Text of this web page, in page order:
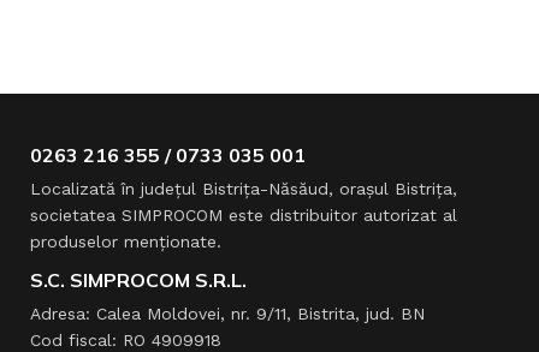
0263 216 355 / 0733 035 001
Localizată în judeţul Bistriţa-Năsăud, oraşul Bistriţa,
societatea SIMPROCOM este distribuitor autorizat al
produselor menţionate.
S.C. SIMPROCOM S.R.L.
Adresa: Calea Moldovei, nr. 9/11, Bistrita, jud. BN
Cod fiscal: RO 4909918